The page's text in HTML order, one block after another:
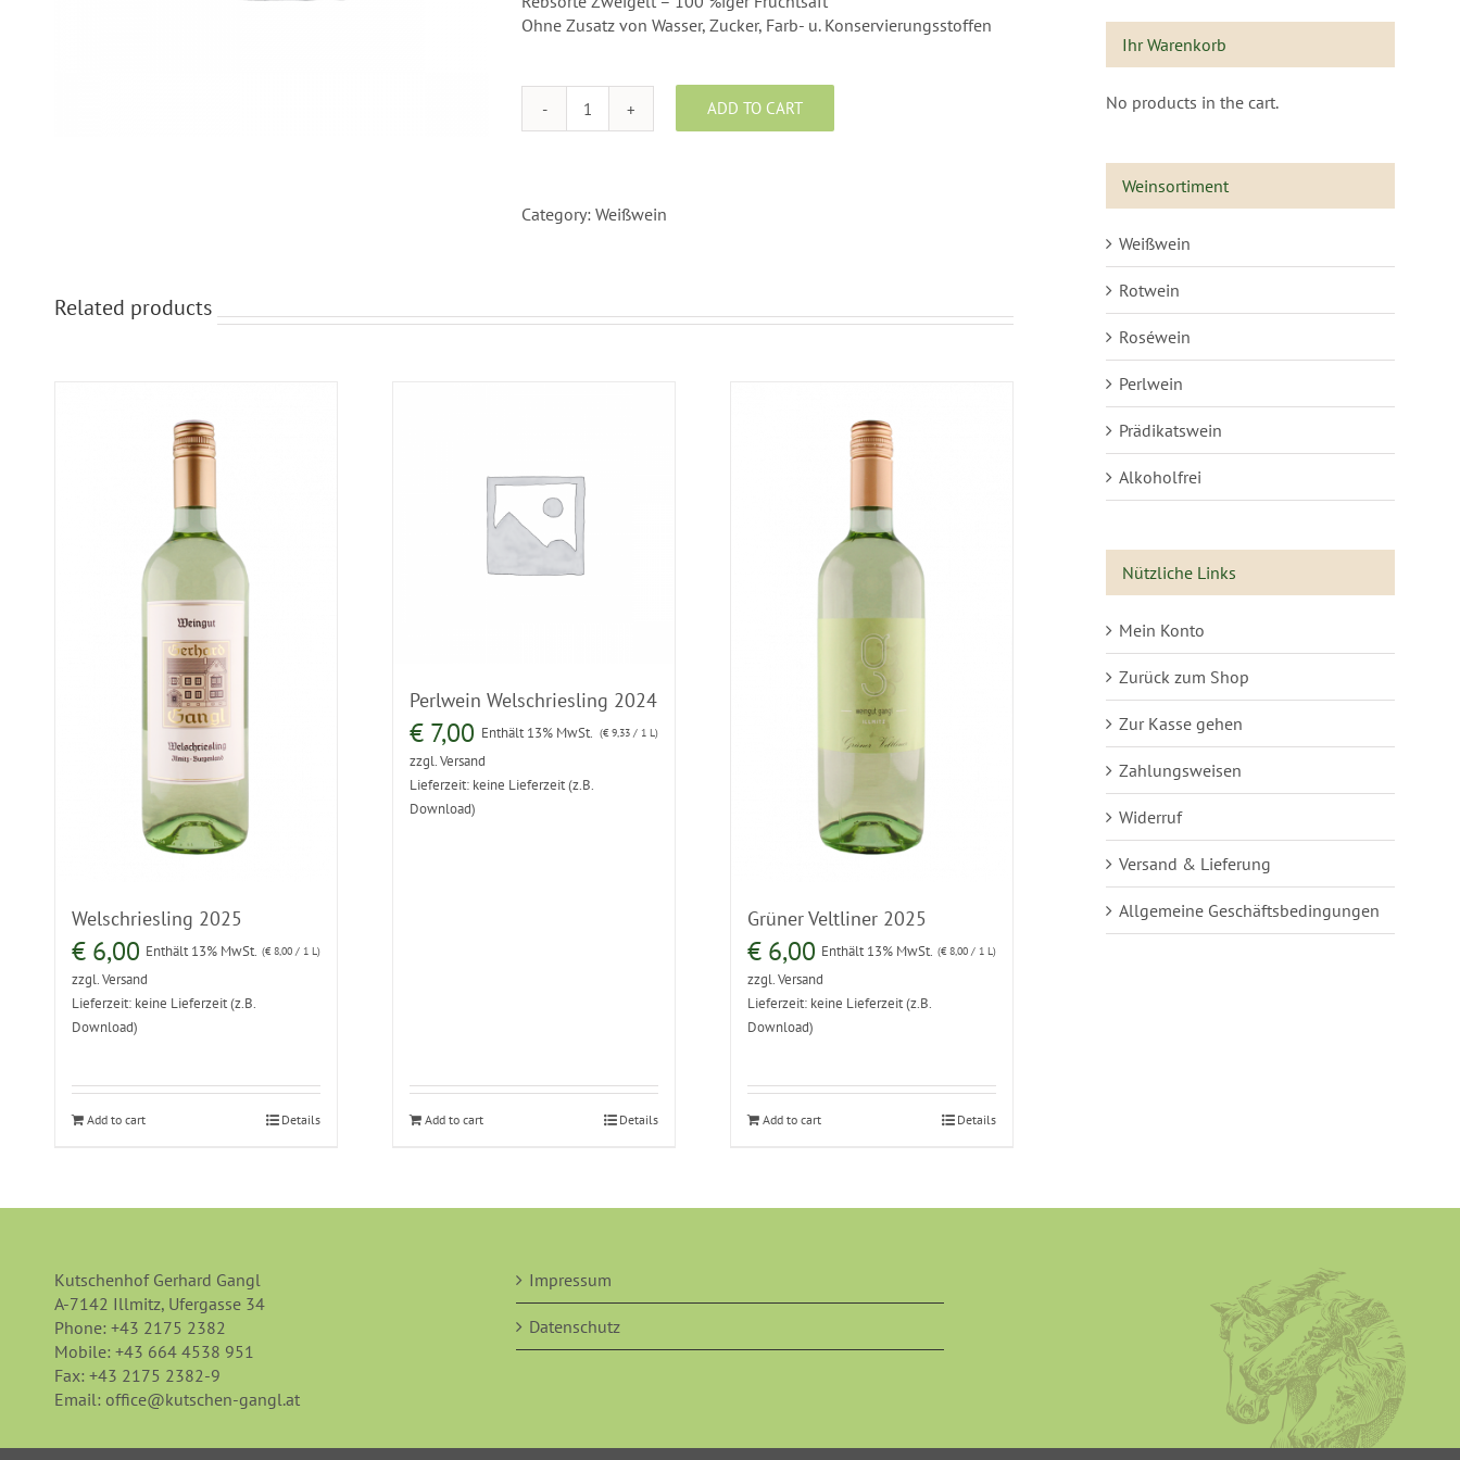
Ohne Zusatz von Wasser, Zucker, Farb- u. Konservierungsstoffen
Traubensaft
ADD TO CART
Category: Weißwein
Related products
Welschriesling 2025
€ 6,00 Enthält 13% MwSt. (€8,00 / 1 L)
zzgl.Versand
Lieferzeit: keine Lieferzeit (z.B.
Download)
Add to cart Details
Perlwein Welschriesling 2024
€ 7,00 Enthält 13% MwSt. (€9,33 / 1 L)
zzgl.Versand
Lieferzeit: keine Lieferzeit (z.B.
Download)
Add to cart Details
Grüner Veltliner 2025
€ 6,00 Enthält 13% MwSt. (€8,00 / 1 L)
zzgl.Versand
Lieferzeit: keine Lieferzeit (z.B.
Download)
Add to cart Details
Ihr Warenkorb
No products in the cart.
Weinsortiment
Weißwein
Rotwein
Roséwein
Perlwein
Prädikatswein
Alkoholfrei
Nützliche Links
Mein Konto
Zurück zum Shop
Zur Kasse gehen
Zahlungsweisen
Widerruf
Versand & Lieferung
Allgemeine Geschäftsbedingungen
Kutschenhof Gerhard Gangl
A-7142 Illmitz, Ufergasse 34
Phone: +43 2175 2382
Mobile: +43 664 4538 951
Fax: +43 2175 2382-9
Email: office@kutschen-gangl.at
Impressum
Datenschutz